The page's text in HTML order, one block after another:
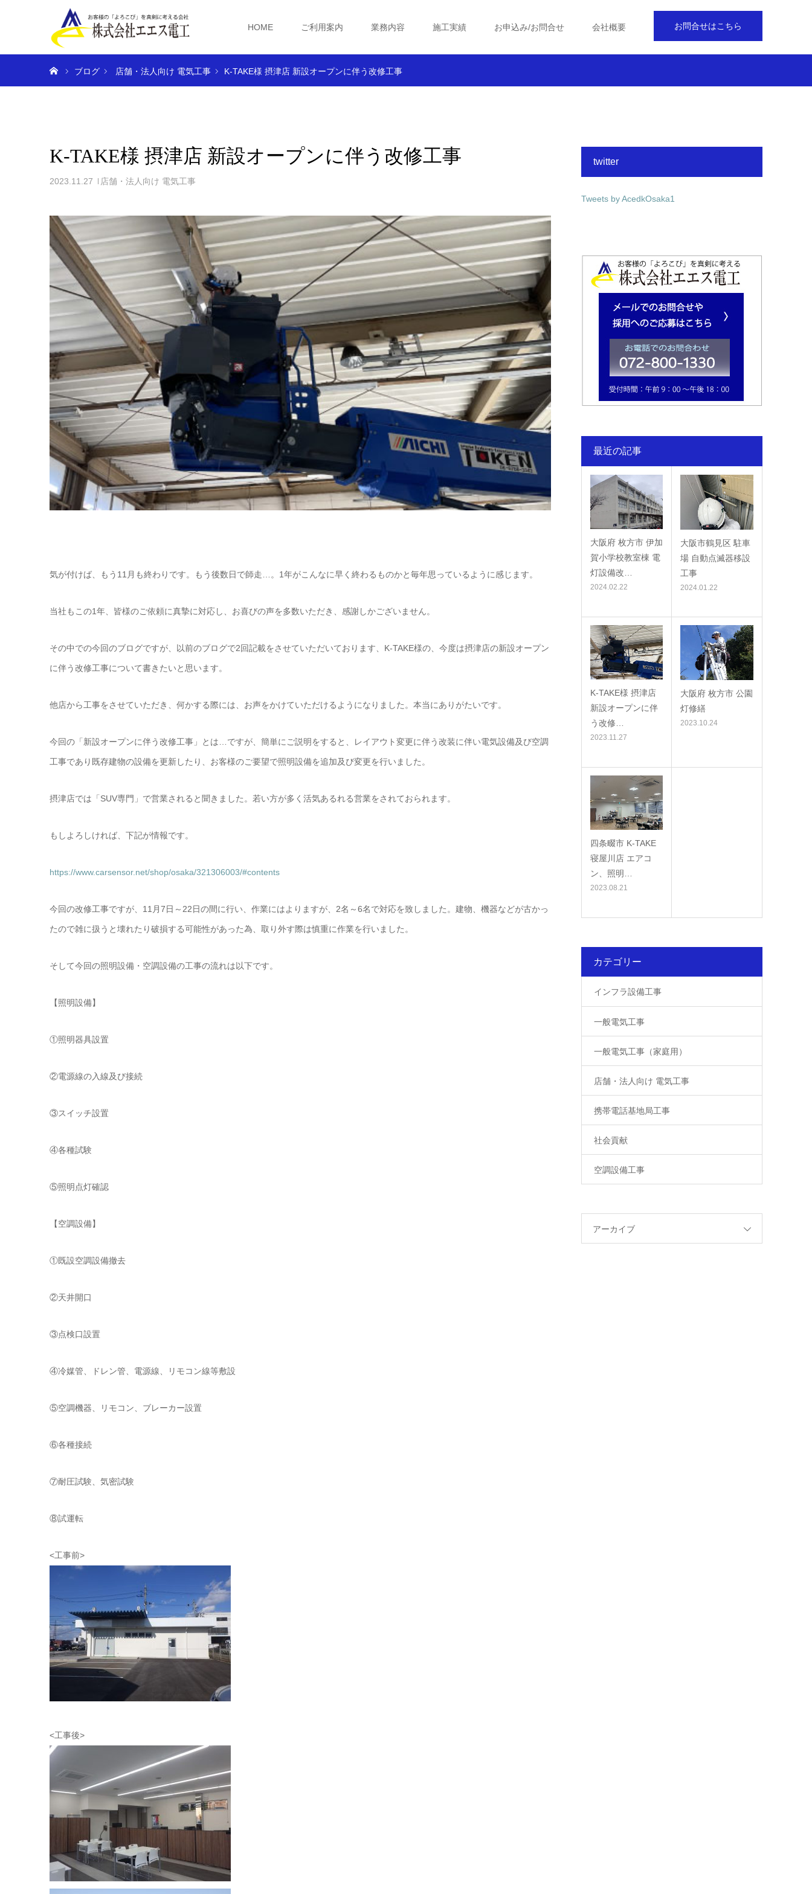
お問合せはこちら
HOME ご利用案内 業務内容 施工実績 お申込み/お問合せ 会社概要
ブログ 店舗・法人向け 電気工事 K-TAKE様 摂津店 新設オープンに伴う改修工事
K-TAKE様 摂津店 新設オープンに伴う改修工事
2023.11.27 店舗・法人向け 電気工事
気が付けば、もう11月も終わりです。もう後数日で師走…。1年がこんなに早く終わるものかと毎年思っているように感じます。
当社もこの1年、皆様のご依頼に真摯に対応し、お喜びの声を多数いただき、感謝しかございません。
その中での今回のブログですが、以前のブログで2回記載をさせていただいております、K-TAKE様の、今度は摂津店の新設オープン
に伴う改修工事について書きたいと思います。
他店から工事をさせていただき、何かする際には、お声をかけていただけるようになりました。本当にありがたいです。
今回の「新設オープンに伴う改修工事」とは…ですが、簡単にご説明をすると、レイアウト変更に伴う改装に伴い電気設備及び空調
工事であり既存建物の設備を更新したり、お客様のご要望で照明設備を追加及び変更を行いました。
摂津店では「SUV専門」で営業されると聞きました。若い方が多く活気あるれる営業をされておられます。
もしよろしければ、下記が情報です。
https://www.carsensor.net/shop/osaka/321306003/#contents
今回の改修工事ですが、11月7日～22日の間に行い、作業にはよりますが、2名～6名で対応を致しました。建物、機器などが古かっ
たので雑に扱うと壊れたり破損する可能性があった為、取り外す際は慎重に作業を行いました。
そして今回の照明設備・空調設備の工事の流れは以下です。
【照明設備】
①照明器具設置
②電源線の入線及び接続
③スイッチ設置
④各種試験
⑤照明点灯確認
【空調設備】
①既設空調設備撤去
②天井開口
③点検口設置
④冷媒管、ドレン管、電源線、リモコン線等敷設
⑤空調機器、リモコン、ブレーカー設置
⑥各種接続
⑦耐圧試験、気密試験
⑧試運転
<工事前>
<工事後>
twitter
Tweets by AcedkOsaka1
最近の記事
大阪府 枚方市 伊加
賀小学校教室棟 電
灯設備改…
2024.02.22
大阪市鶴見区 駐車
場 自動点滅器移設
工事
2024.01.22
K-TAKE様 摂津店
新設オープンに伴
う改修…
2023.11.27
大阪府 枚方市 公園
灯修繕
2023.10.24
四条畷市 K-TAKE
寝屋川店 エアコ
ン、照明…
2023.08.21
カテゴリー
インフラ設備工事
一般電気工事
一般電気工事（家庭用）
店舗・法人向け 電気工事
携帯電話基地局工事
社会貢献
空調設備工事
アーカイブ